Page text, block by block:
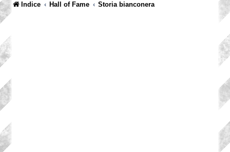
Indice Hall of Fame Storia bianconera